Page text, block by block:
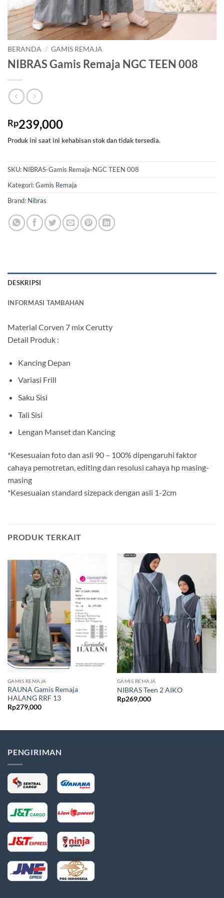
BERANDA / GAMIS REMAJA
NIBRAS Gamis Remaja NGC TEEN 008
Rp239,000
Produk ini saat ini kehabisan stok dan tidak tersedia.
SKU: NIBRAS-Gamis Remaja-NGC TEEN 008
Kategori:Gamis Remaja
Brand: Nibras
DESKRIPSI
INFORMASI TAMBAHAN
Material Corven 7 mix Cerutty
Detail Produk :
Kancing Depan
Variasi Frill
Saku Sisi
Tali Sisi
Lengan Manset dan Kancing
*Kesesuaian foto dan asli 90 – 100% dipengaruhi faktor
cahaya pemotretan, editing dan resolusi cahaya hp masing-
masing
*Kesesuaian standard sizepack dengan asli 1-2cm
PRODUK TERKAIT
GAMIS REMAJA
RAUNA Gamis Remaja
HALANG RRF 13
Rp279,000
GAMIS REMAJA
NIBRAS Teen 2 AIKO
Rp269,000
PENGIRIMAN